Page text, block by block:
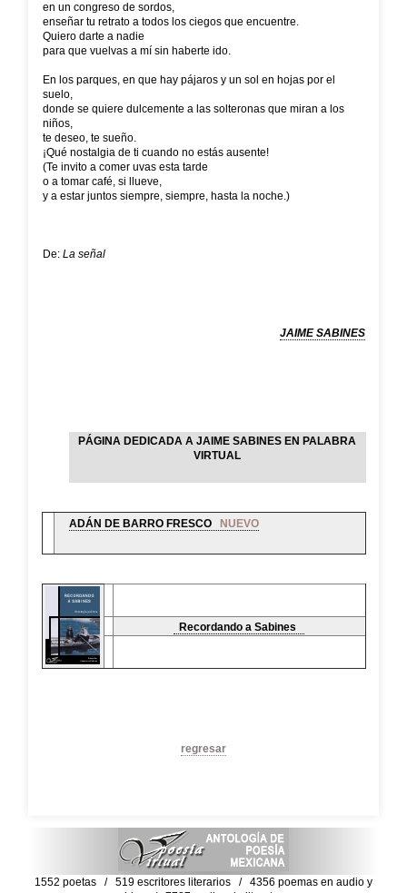
en un congreso de sordos,
enseñar tu retrato a todos los ciegos que encuentre.
Quiero darte a nadie
para que vuelvas a mí sin haberte ido.
En los parques, en que hay pájaros y un sol en hojas por el
suelo,
donde se quiere dulcemente a las solteronas que miran a los
niños,
te deseo, te sueño.
¡Qué nostalgia de ti cuando no estás ausente!
(Te invito a comer uvas esta tarde
o a tomar café, si llueve,
y a estar juntos siempre, siempre, hasta la noche.)
De: La señal
JAIME SABINES
PÁGINA DEDICADA A JAIME SABINES EN PALABRA
VIRTUAL
ADÁN DE BARRO FRESCO NUEVO
Recordando a Sabines
regresar
1552 poetas / 519 escritores literarios / 4356 poemas en audio y